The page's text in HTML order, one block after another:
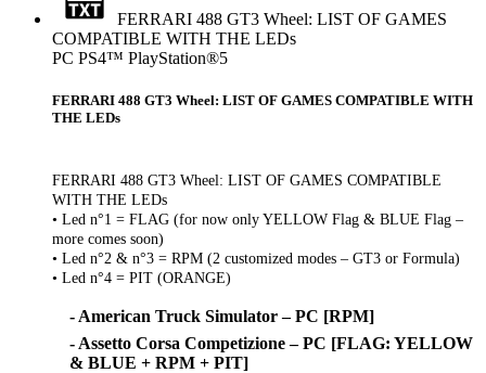
FERRARI 488 GT3 Wheel: LIST OF GAMES
COMPATIBLE WITH THE LEDs
PC PS4™ PlayStation®5
FERRARI 488 GT3 Wheel: LIST OF GAMES COMPATIBLE WITH
THE LEDs
FERRARI 488 GT3 Wheel: LIST OF GAMES COMPATIBLE
WITH THE LEDs
• Led n°1 = FLAG (for now only YELLOW Flag & BLUE Flag –
more comes soon)
• Led n°2 & n°3 = RPM (2 customized modes – GT3 or Formula)
• Led n°4 = PIT (ORANGE)
- American Truck Simulator – PC [RPM]
- Assetto Corsa Competizione – PC [FLAG: YELLOW
& BLUE + RPM + PIT]